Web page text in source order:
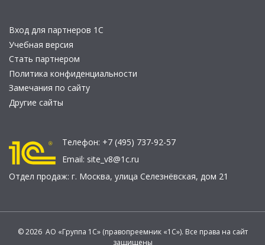
Вход для партнеров 1С
Учебная версия
Стать партнером
Политика конфиденциальности
Замечания по сайту
Другие сайты
Телефон: +7 (495) 737-92-57
Email: site_v8@1c.ru
Отдел продаж: г. Москва, улица Селезнёвская, дом 21
© 2026 АО «Группа 1С» (правопреемник «1С»). Все права на сайт
защищены